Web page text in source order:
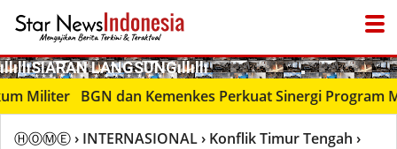
­ıllıllıS͙I͙A͙R͙A͙N͙ L͙A͙N͙G͙S͙U͙N͙G͙ıllıllı ● LIVΞ Tᐯ
BGN dan Kemenkes Perkuat Sinergi Program
ⒽⓄⓂⒺ› INTERNASIONAL› Konflik Timur Tengah ›